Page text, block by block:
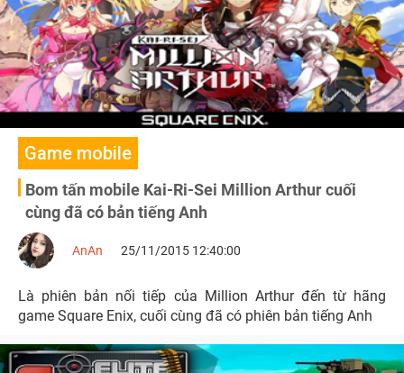
Game mobile
Bom tấn mobile Kai-Ri-Sei Million Arthur cuối
cùng đã có bản tiếng Anh
AnAn 25/11/2015 12:40:00
Là phiên bản nối tiếp của Million Arthur đến từ hãng
game Square Enix, cuối cùng đã có phiên bản tiếng Anh